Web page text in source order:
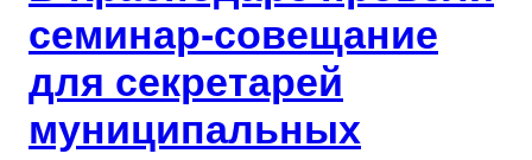
семинар-совещание
для секретарей
муниципальных